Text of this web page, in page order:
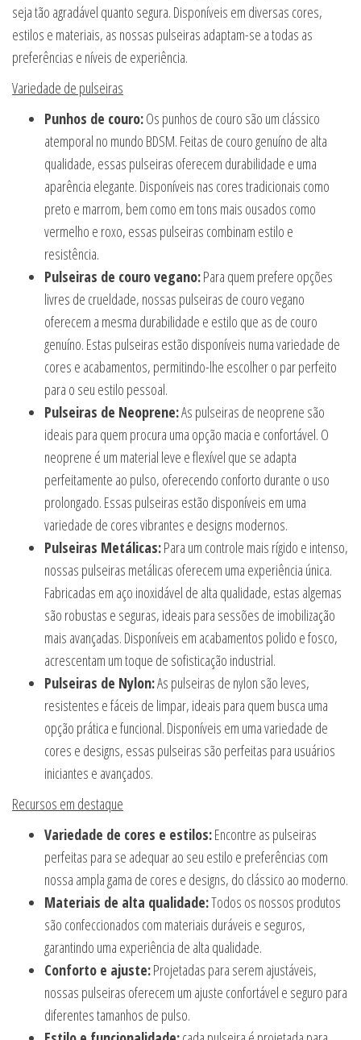
seja tão agradável quanto segura. Disponíveis em diversas cores,
estilos e materiais, as nossas pulseiras adaptam-se a todas as
preferências e níveis de experiência.
Variedade de pulseiras
Punhos de couro:Os punhos de couro são um clássico
atemporal no mundo BDSM. Feitas de couro genuíno de alta
qualidade, essas pulseiras oferecem durabilidade e uma
aparência elegante. Disponíveis nas cores tradicionais como
preto e marrom, bem como em tons mais ousados como
vermelho e roxo, essas pulseiras combinam estilo e
resistência.
Pulseiras de couro vegano:Para quem prefere opções
livres de crueldade, nossas pulseiras de couro vegano
oferecem a mesma durabilidade e estilo que as de couro
genuíno. Estas pulseiras estão disponíveis numa variedade de
cores e acabamentos, permitindo-lhe escolher o par perfeito
para o seu estilo pessoal.
Pulseiras de Neoprene:As pulseiras de neoprene são
ideais para quem procura uma opção macia e confortável. O
neoprene é um material leve e flexível que se adapta
perfeitamente ao pulso, oferecendo conforto durante o uso
prolongado. Essas pulseiras estão disponíveis em uma
variedade de cores vibrantes e designs modernos.
Pulseiras Metálicas:Para um controle mais rígido e intenso,
nossas pulseiras metálicas oferecem uma experiência única.
Fabricadas em aço inoxidável de alta qualidade, estas algemas
são robustas e seguras, ideais para sessões de imobilização
mais avançadas. Disponíveis em acabamentos polido e fosco,
acrescentam um toque de sofisticação industrial.
Pulseiras de Nylon:As pulseiras de nylon são leves,
resistentes e fáceis de limpar, ideais para quem busca uma
opção prática e funcional. Disponíveis em uma variedade de
cores e designs, essas pulseiras são perfeitas para usuários
iniciantes e avançados.
Recursos em destaque
Variedade de cores e estilos:Encontre as pulseiras
perfeitas para se adequar ao seu estilo e preferências com
nossa ampla gama de cores e designs, do clássico ao moderno.
Materiais de alta qualidade:Todos os nossos produtos
são confeccionados com materiais duráveis e seguros,
garantindo uma experiência de alta qualidade.
Conforto e ajuste:Projetadas para serem ajustáveis,
nossas pulseiras oferecem um ajuste confortável e seguro para
diferentes tamanhos de pulso.